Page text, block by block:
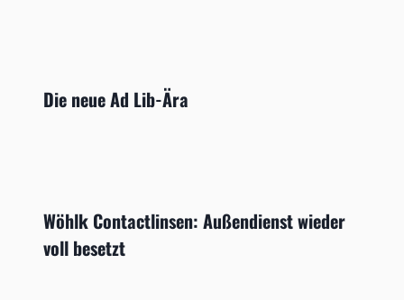
Die neue Ad Lib-Ära
Wöhlk Contactlinsen: Außendienst wieder
voll besetzt